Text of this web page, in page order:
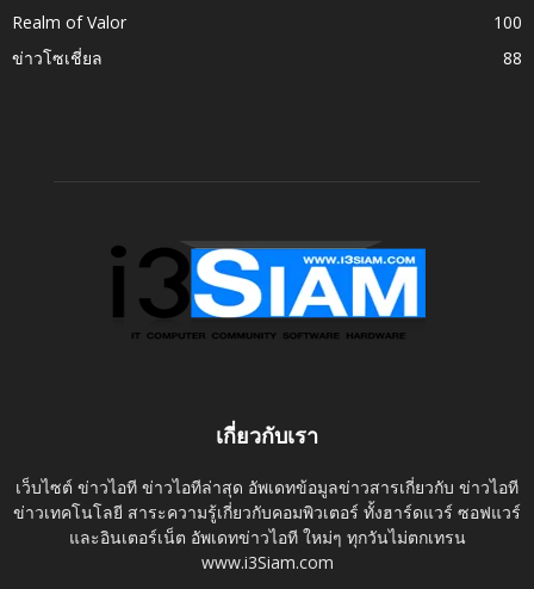
Realm of Valor
100
ข่าวโซเชี่ยล
88
เกี่ยวกับเรา
เว็บไซต์ ข่าวไอที ข่าวไอทีล่าสุด อัพเดทข้อมูลข่าวสารเกี่ยวกับ ข่าวไอที
ข่าวเทคโนโลยี สาระความรู้เกี่ยวกับคอมพิวเตอร์ ทั้งฮาร์ดแวร์ ซอฟแวร์
และอินเตอร์เน็ต อัพเดทข่าวไอที ใหม่ๆ ทุกวันไม่ตกเทรน
www.i3Siam.com